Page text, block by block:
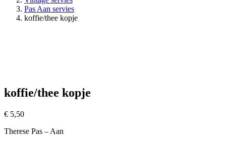
Pas Aan servies
koffie/thee kopje
koffie/thee kopje
€ 5,50
Therese Pas – Aan